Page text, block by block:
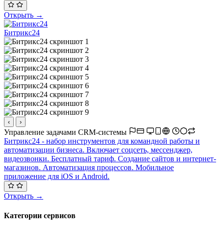
Открыть →
Битрикс24
‹ ›
Управление задачами CRM-системы
Битрикс24 - набор инструментов для командной работы и
автоматизации бизнеса. Включает соцсеть, мессенджер,
видеозвонки. Бесплатный тариф. Создание сайтов и интернет-
магазинов. Автоматизация процессов. Мобильное
приложение для iOS и Android.
Открыть →
Категории сервисов